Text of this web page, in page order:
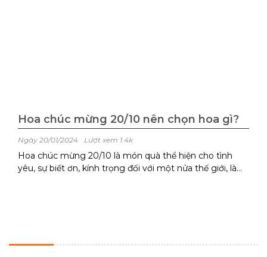
Hoa chúc mừng 20/10 nên chọn hoa gì?
Ngày 20/01/2024 Lượt xem 1.4k
Hoa chúc mừng 20/10 là món quà thể hiện cho tình
yêu, sự biết ơn, kính trọng đối với một nửa thế giới, là